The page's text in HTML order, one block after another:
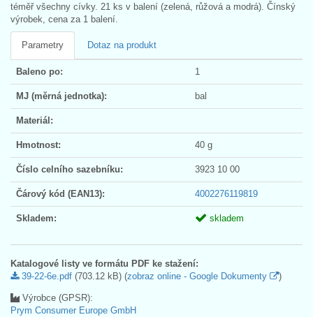
téměř všechny cívky. 21 ks v balení (zelená, růžová a modrá). Čínský
výrobek, cena za 1 balení.
Parametry Dotaz na produkt
Baleno po: 1
MJ (měrná jednotka): bal
Materiál:
Hmotnost: 40 g
Číslo celního sazebníku: 3923 10 00
Čárový kód (EAN13): 4002276119819
Skladem: skladem
Katalogové listy ve formátu PDF ke stažení:
39-22-6e.pdf (703.12 kB) (zobraz online - Google Dokumenty )
Výrobce (GPSR):
Prym Consumer Europe GmbH